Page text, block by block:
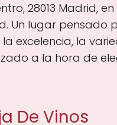
28013 Madrid,
Un lugar pensado
excelencia, la
a la hora de
De Vinos